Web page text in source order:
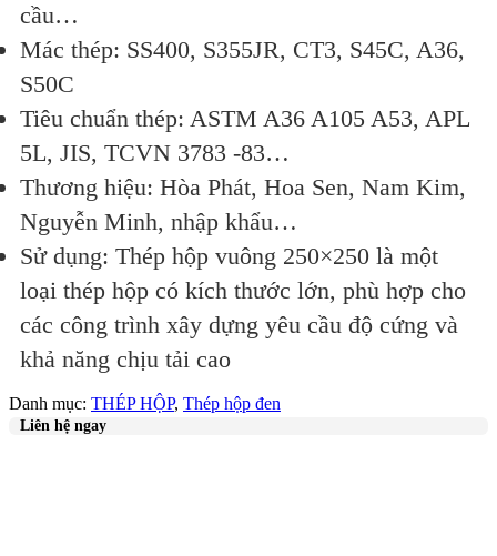
cầu…
Mác thép: SS400, S355JR, CT3, S45C, A36,
S50C
Tiêu chuẩn thép: ASTM A36 A105 A53, APL
5L, JIS, TCVN 3783 -83…
Thương hiệu: Hòa Phát, Hoa Sen, Nam Kim,
Nguyễn Minh, nhập khẩu…
Sử dụng: Thép hộp vuông 250×250 là một
loại thép hộp có kích thước lớn, phù hợp cho
các công trình xây dựng yêu cầu độ cứng và
khả năng chịu tải cao
Danh mục: THÉP HỘP, Thép hộp đen
Liên hệ ngay